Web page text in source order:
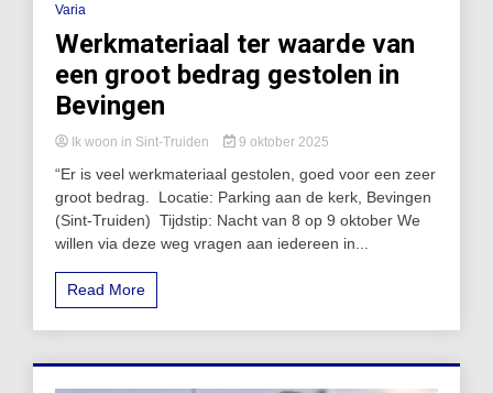
Varia
Werkmateriaal ter waarde van
een groot bedrag gestolen in
Bevingen
Ik woon in Sint-Truiden 9 oktober 2025
“Er is veel werkmateriaal gestolen, goed voor een zeer
groot bedrag. Locatie: Parking aan de kerk, Bevingen
(Sint-Truiden) Tijdstip: Nacht van 8 op 9 oktober We
willen via deze weg vragen aan iedereen in...
Read More